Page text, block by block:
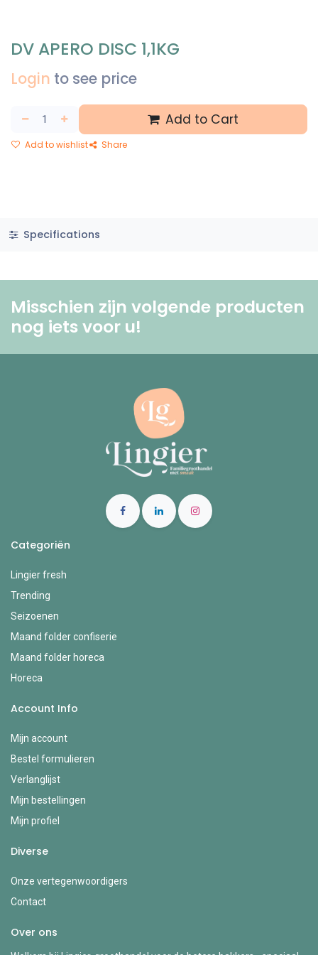
DV APERO DISC 1,1KG
Login to see price
Add to Cart
Add to wishlist Share
Specifications
Misschien zijn volgende producten
nog iets voor u! ​
Categoriën
Lingier fresh
Trending
Seizoenen
Maand folder confiserie
Maand folder horeca
Horeca
Account Info
Mijn account
Bestel formulieren
Verlanglijst
Mijn bestellingen
Mijn profiel
Diverse
Onze vertegenwoordigers
Contact
Over ons